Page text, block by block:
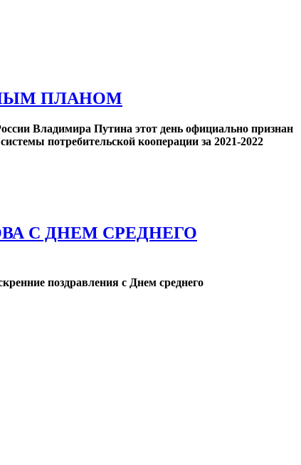
ПЛАНОМ
Владимира Путина этот день официально признан
потребительской кооперации за 2021-2022
С ДНЕМ СРЕДНЕГО
поздравления с Днем среднего